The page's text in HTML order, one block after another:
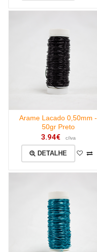
Arame Lacado 0,50mm -
50gr Preto
3.94€ c/iva
DETALHE